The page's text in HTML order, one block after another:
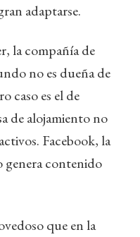
adaptarse.
la compañía de
no es dueña de
caso es el de
de alojamiento no
Facebook, la
genera contenido
que en la